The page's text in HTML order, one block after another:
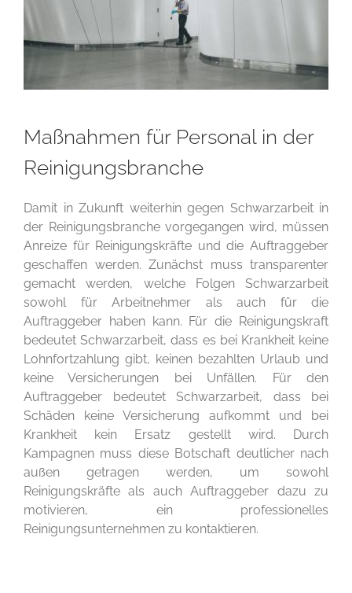
Maßnahmen für Personal in der
Reinigungsbranche
Damit in Zukunft weiterhin gegen Schwarzarbeit in
der Reinigungsbranche vorgegangen wird, müssen
Anreize für Reinigungskräfte und die Auftraggeber
geschaffen werden. Zunächst muss transparenter
gemacht werden, welche Folgen Schwarzarbeit
sowohl für Arbeitnehmer als auch für die
Auftraggeber haben kann. Für die Reinigungskraft
bedeutet Schwarzarbeit, dass es bei Krankheit keine
Lohnfortzahlung gibt, keinen bezahlten Urlaub und
keine Versicherungen bei Unfällen. Für den
Auftraggeber bedeutet Schwarzarbeit, dass bei
Schäden keine Versicherung aufkommt und bei
Krankheit kein Ersatz gestellt wird. Durch
Kampagnen muss diese Botschaft deutlicher nach
außen getragen werden, um sowohl
Reinigungskräfte als auch Auftraggeber dazu zu
motivieren, ein professionelles
Reinigungsunternehmen zu kontaktieren.